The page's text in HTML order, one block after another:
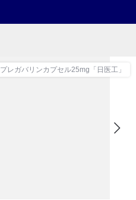
プレガバリンカプセル25mg「日医工」